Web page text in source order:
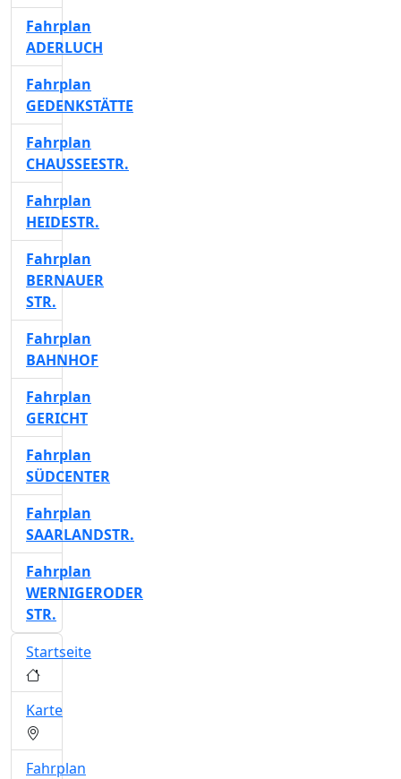
Fahrplan
ADERLUCH
Fahrplan
GEDENKSTÄTTE
Fahrplan
CHAUSSEESTR.
Fahrplan
HEIDESTR.
Fahrplan
BERNAUER
STR.
Fahrplan
BAHNHOF
Fahrplan
GERICHT
Fahrplan
SÜDCENTER
Fahrplan
SAARLANDSTR.
Fahrplan
WERNIGERODER
STR.
Startseite
Karte
Fahrplan